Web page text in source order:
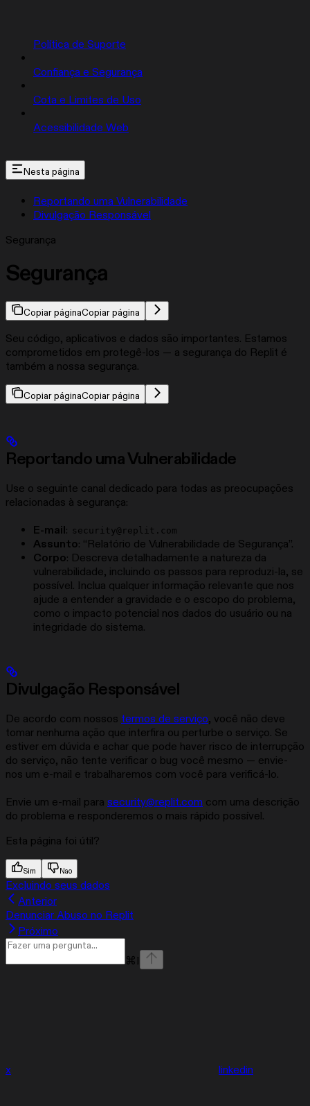
Política de Suporte
Confiança e Segurança
Cota e Limites de Uso
Acessibilidade Web
Nesta página
Reportando uma Vulnerabilidade
Divulgação Responsável
Segurança
Segurança
Copiar páginaCopiar página
Seu código, aplicativos e dados são importantes. Estamos
comprometidos em protegê-los — a segurança do Replit é
também a nossa segurança.
Copiar páginaCopiar página
Reportando uma Vulnerabilidade
Use o seguinte canal dedicado para todas as preocupações
relacionadas à segurança:
E-mail: security@replit.com
Assunto: “Relatório de Vulnerabilidade de Segurança”.
Corpo: Descreva detalhadamente a natureza da
vulnerabilidade, incluindo os passos para reproduzi-la, se
possível. Inclua qualquer informação relevante que nos
ajude a entender a gravidade e o escopo do problema,
como o impacto potencial nos dados do usuário ou na
integridade do sistema.
Divulgação Responsável
De acordo com nossos termos de serviço, você não deve
tomar nenhuma ação que interfira ou perturbe o serviço. Se
estiver em dúvida e achar que pode haver risco de interrupção
do serviço, não tente verificar o bug você mesmo — envie-
nos um e-mail e trabalharemos com você para verificá-lo.
Envie um e-mail para security@replit.com com uma descrição
do problema e responderemos o mais rápido possível.
Esta página foi útil?
Sim Nao
Excluindo seus dados
Anterior
Denunciar Abuso no Replit
Próximo
⌘ I
x linkedin